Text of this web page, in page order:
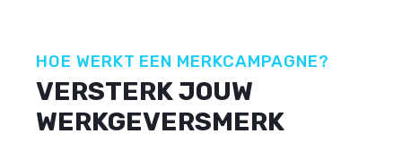
HOE WERKT EEN MERKCAMPAGNE?
VERSTERK JOUW
WERKGEVERSMERK